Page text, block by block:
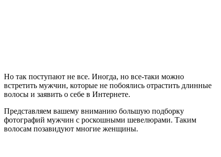
Но так поступают не все. Иногда, но все-таки можно
встретить мужчин, которые не побоялись отрастить длинные
волосы и заявить о себе в Интернете.
Представляем вашему вниманию большую подборку
фотографий мужчин с роскошными шевелюрами. Таким
волосам позавидуют многие женщины.